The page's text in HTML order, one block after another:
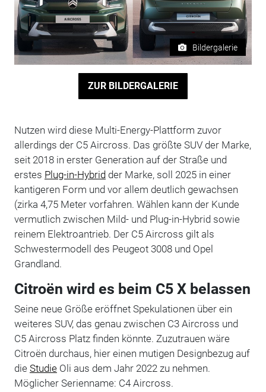
Bildergalerie
ZUR BILDERGALERIE
Nutzen wird diese Multi-Energy-Plattform zuvor
allerdings der C5 Aircross. Das größte SUV der Marke,
seit 2018 in erster Generation auf der Straße und
erstes Plug-in-Hybridder Marke, soll 2025 in einer
kantigeren Form und vor allem deutlich gewachsen
(zirka 4,75 Meter vorfahren. Wählen kann der Kunde
vermutlich zwischen Mild- und Plug-in-Hybrid sowie
reinem Elektroantrieb. Der C5 Aircross gilt als
Schwestermodell des Peugeot 3008 und Opel
Grandland.
Citroën wird es beim C5 X belassen
Seine neue Größe eröffnet Spekulationen über ein
weiteres SUV, das genau zwischen C3 Aircross und
C5 Aircross Platz finden könnte. Zuzutrauen wäre
Citroën durchaus, hier einen mutigen Designbezug auf
die StudieOli aus dem Jahr 2022 zu nehmen.
Möglicher Serienname: C4 Aircross.